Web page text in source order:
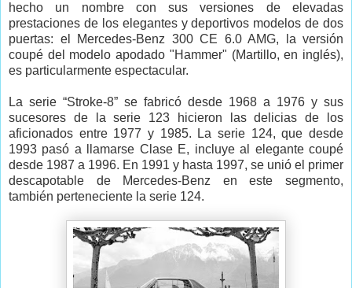
hecho un nombre con sus versiones de elevadas
prestaciones de los elegantes y deportivos modelos de dos
puertas: el Mercedes-Benz 300 CE 6.0 AMG, la versión
coupé del modelo apodado "Hammer" (Martillo, en inglés),
es particularmente espectacular.
La serie “Stroke-8” se fabricó desde 1968 a 1976 y sus
sucesores de la serie 123 hicieron las delicias de los
aficionados entre 1977 y 1985. La serie 124, que desde
1993 pasó a llamarse Clase E, incluye al elegante coupé
desde 1987 a 1996. En 1991 y hasta 1997, se unió el primer
descapotable de Mercedes-Benz en este segmento,
también perteneciente la serie 124.